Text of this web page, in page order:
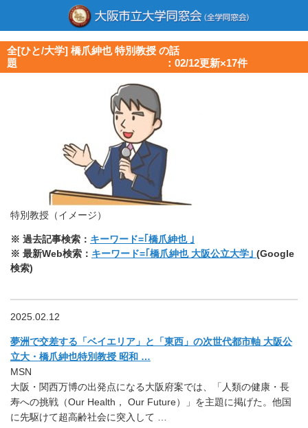
全[ひと/大学] 橋爪紳也 特別教授 の話
題 ：02/12更新×17件
特別教授（イメージ）
※ 過去記事検索： キーワード=｢橋爪紳也 ｣
※ 最新Web検索： キーワード=｢橋爪紳也 大阪公立大学｣ (Google
検索)
2025.02.12
夢洲で交差する「ベイエリア」と「東西」の次世代都市軸 大阪公
立大・橋爪紳也特別教授 昭和 …
MSN
大阪・関西万博の出発点になる大阪府案では、「人類の健康・長
寿への挑戦（Our Health， Our Future）」を主題に掲げた。他国
に先駆けて超高齢社会に突入して …